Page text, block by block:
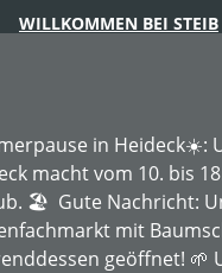
WILLKOMMEN BEI STEIB
BAUMSCHULE
in Heideck☀️:
macht vom 10. bis
🏖️ Gute Nachricht:
mit
geöffnet! 🌱